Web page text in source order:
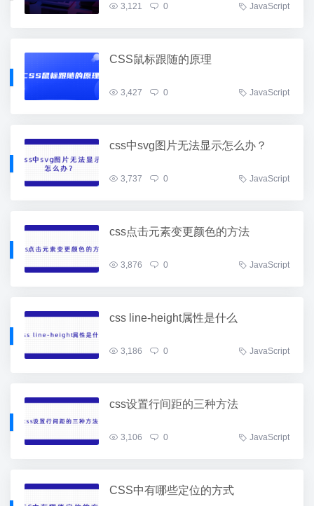
3,121 0 JavaScript
CSS鼠标跟随的原理
3,427 0 JavaScript
css中svg图片无法显示怎么办？
3,737 0 JavaScript
css点击元素变更颜色的方法
3,876 0 JavaScript
css line-height属性是什么
3,186 0 JavaScript
css设置行间距的三种方法
3,106 0 JavaScript
CSS中有哪些定位的方式